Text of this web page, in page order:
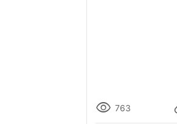
763